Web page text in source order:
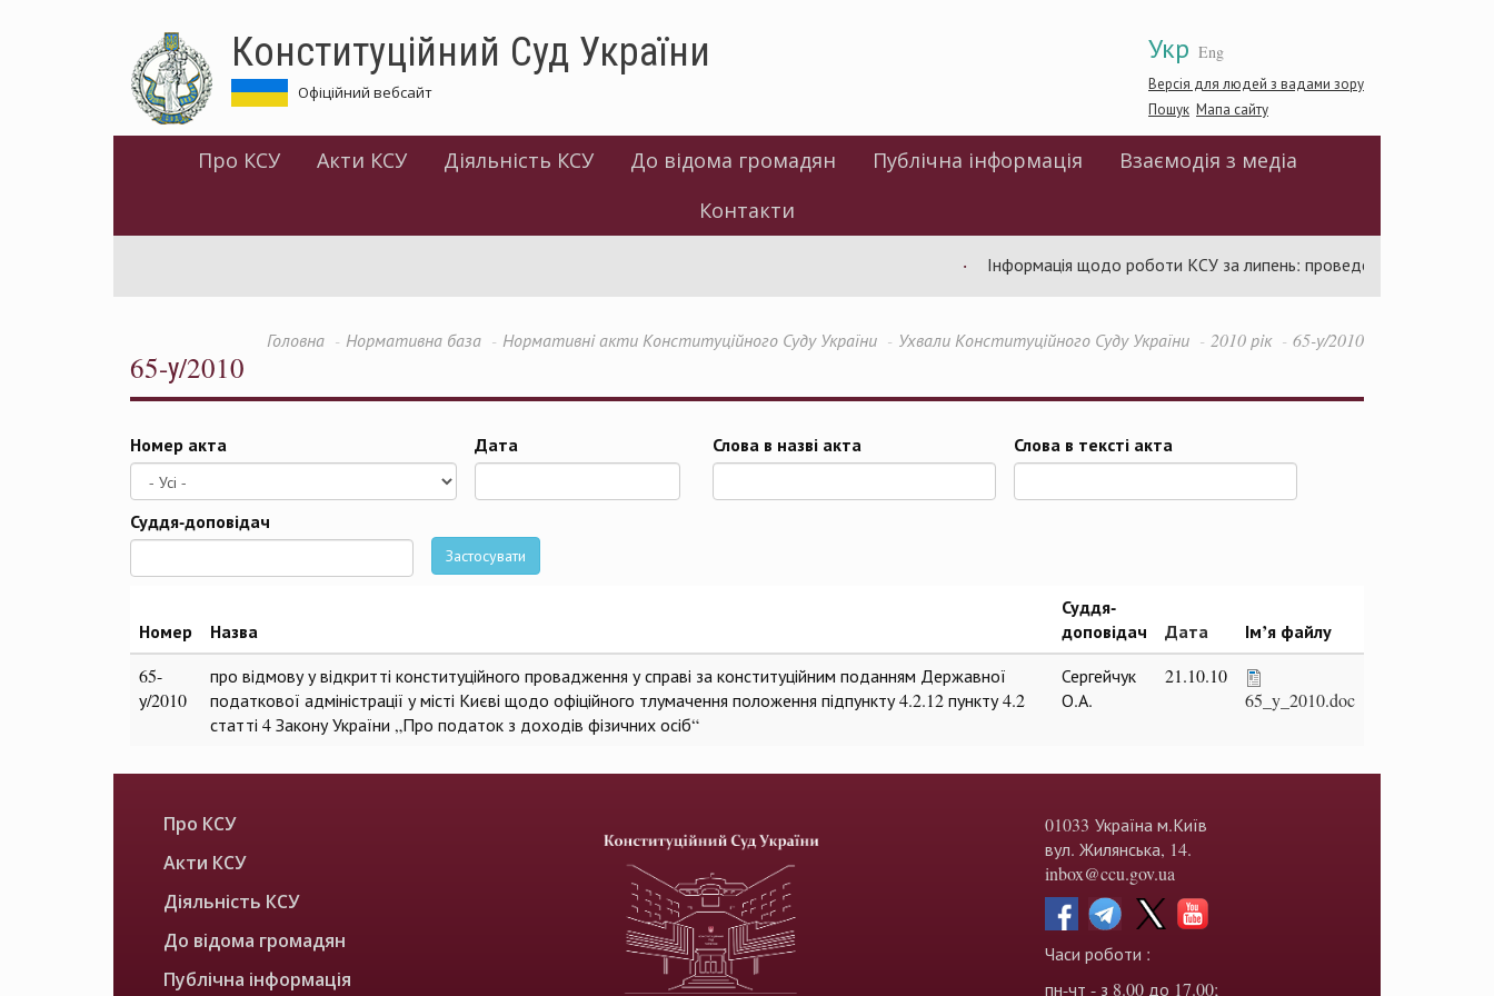
Укр Eng
Версія для людей з вадами зору
Пошук Мапа сайту
Конституційний Суд України
Офіційний вебсайт
Про КСУ Акти КСУ Діяльність КСУ До відома громадян Публічна інформація
Взаємодія з медіа
Контакти
Інформація щодо роботи КСУ за липень: проведено 94 засідання
Головна Нормативна база Нормативні акти Конституційного Суду України Ухвали Конституційного Суду України 2010 рік 65-у/2010
65-у/2010
Номер акта Дата Слова в назві акта Слова в тексті акта
Суддя-доповідач
Застосувати
Номер Назва
Суддя-
доповідач
Дата Ім’я файлу
65-
у/2010
про відмову у відкритті конституційного провадження у справі за конституційним поданням Державної
податкової адміністрації у місті Києві щодо офіційного тлумачення положення підпункту 4.2.12 пункту 4.2
статті 4 Закону України „Про податок з доходів фізичних осіб“
Сергейчук
О.А.
21.10.10
65_y_2010.doc
Про КСУ
Акти КСУ
Діяльність КСУ
До відома громадян
Публічна інформація
01033 Україна м.Київ
вул. Жилянська, 14.
inbox@ccu.gov.ua
Часи роботи :
пн-чт - з 8.00 до 17.00;